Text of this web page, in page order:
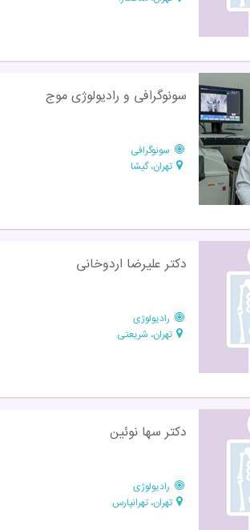
سونوگرافی و رادیولوژی موج
سونوگرافی
تهران، گیشا
دکتر علیرضا اردوخانی
رادیولوژی
تهران، شریعتی
دکتر سها نوئین
رادیولوژی
تهران، تهرانپارس